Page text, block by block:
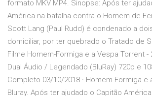
formato MKV MP4. Sinopse: Após ter
América na batalha contra o Homem de
Scott Lang (Paul Rudd) é condenado a
domiciliar, por ter quebrado o Tratado de
Filme Homem-Formiga e a Vespa Torrent -
Dual Áudio / Legendado (BluRay) 720p e
Completo 03/10/2018 · Homem-Formiga e
Bluray. Após ter ajudado o Capitão